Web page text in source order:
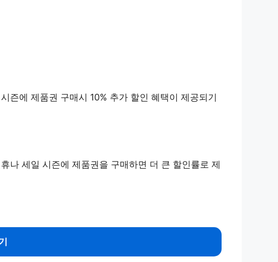
즌에 제품권 구매시 10% 추가 할인 혜택이 제공되기
나 세일 시즌에 제품권을 구매하면 더 큰 할인률로 제